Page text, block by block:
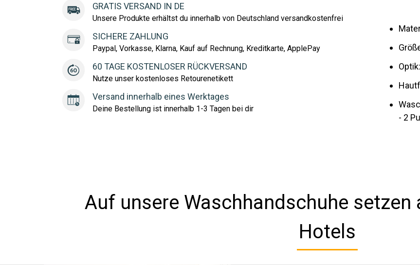
GRATIS VERSAND IN DE
Unsere Produkte erhältst du innerhalb von Deutschland versandkostenfrei
SICHERE ZAHLUNG
Paypal, Vorkasse, Klarna, Kauf auf Rechnung, Kreditkarte, ApplePay
60 TAGE KOSTENLOSER RÜCKVERSAND
Nutze unser kostenloses Retourenetikett
Versand innerhalb eines Werktages
Deine Bestellung ist innerhalb 1-3 Tagen bei dir
- 2
Auf unsere Waschhandschuhe
Hotels